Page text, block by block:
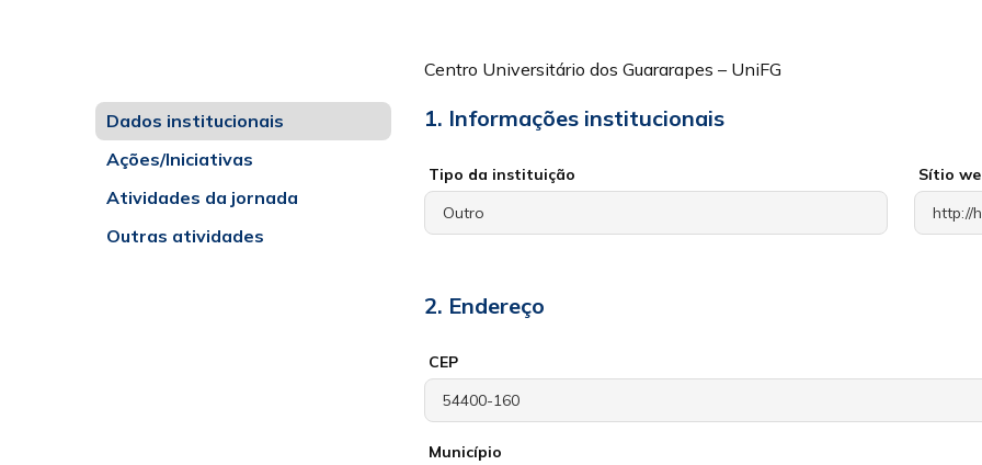
Dados institucionais
Ações/Iniciativas
Atividades da jornada
Outras atividades
Centro Universitário dos Guararapes – UniFG
1. Informações institucionais
Tipo da instituição Sítio
2. Endereço
CEP
Município